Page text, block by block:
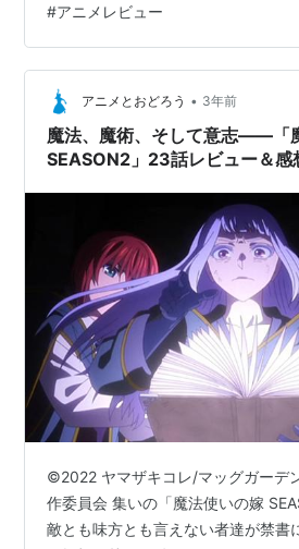
#アニメレビュー
アニメとおどろう • 3年前
魔法、魔術、そして意志――「
SEASON2」23話レビュー＆感
©2022 ヤマザキコレ/マッグガーデ
作委員会 集いの「魔法使いの嫁
敵とも味方とも言えない者達が禁書